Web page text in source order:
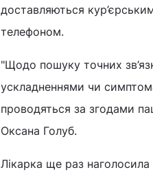
доставляються
телефоном.
"Щодо пошуку точних
ускладненнями чи
проводяться за згодами
Оксана Голуб.
Лікарка ще раз